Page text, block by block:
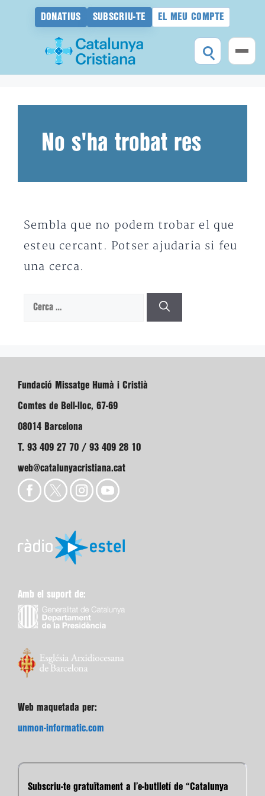
DONATIUS SUBSCRIU-TE EL MEU COMPTE
No s'ha trobat res
Sembla que no podem trobar el que
esteu cercant. Potser ajudaria si feu
una cerca.
Cerca:
Fundació Missatge Humà i Cristià
Comtes de Bell-lloc, 67-69
08014 Barcelona
T. 93 409 27 70 / 93 409 28 10
web@catalunyacristiana.cat
Amb el suport de:
Web maquetada per:
unmon-informatic.com
Subscriu-te gratuïtament a l’e-butlletí de “Catalunya